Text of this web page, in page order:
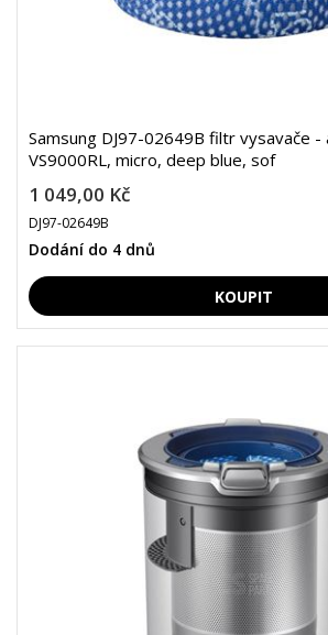
Samsung DJ97-02649B filtr vysavače
VS9000RL, micro, deep blue, sof
1 049,00 Kč
DJ97-02649B
Dodání do 4 dnů